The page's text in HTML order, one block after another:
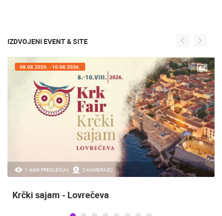
IZDVOJENI EVENT & SITE
20.97K PREGLED(A) 2 KAMERA(E)
07.08.2026. - 09.08.2026.
Sinjska alka